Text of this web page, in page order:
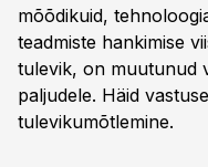
mõõdikuid,
teadmiste hankimise
tulevik, on muutunud
paljudele. Häid
tulevikumõtlemine.